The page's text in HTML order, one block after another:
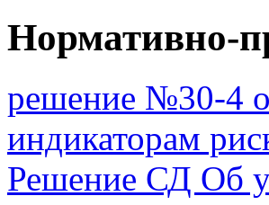
Нормативно-
решение №30-4
индикаторам
Решение СД Об